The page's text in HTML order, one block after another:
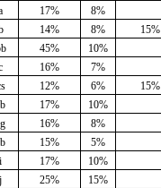
17%
8%
14% 8%
15%
45%
10%
16% 7%
12% 6% 15%
17%
10%
16%
8%
15%
5%
i 17%
10%
j 25%
15%